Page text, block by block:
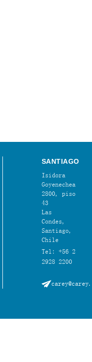
SANTIAGO
Isidora
Goyenechea
2800, piso
43
Las
Condes,
Santiago,
Chile
Tel: +56 2
2928 2200